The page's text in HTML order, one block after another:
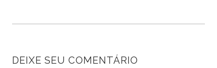
DEIXE SEU COMENTÁRIO